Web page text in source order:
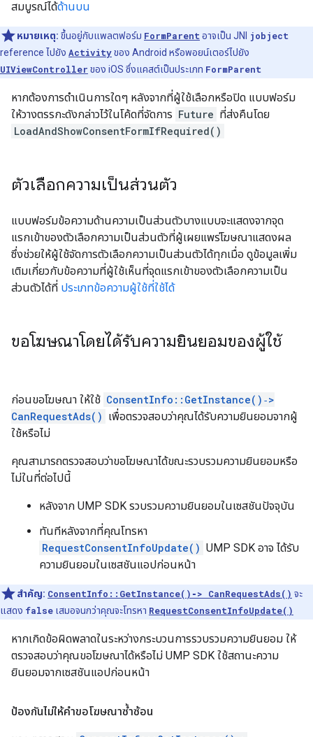
สมบูรณ์ได้ด้านบน
หมายเหตุ: ขึ้นอยู่กับแพลตฟอร์ม FormParent อาจเป็น JNI
jobject
reference ไปยัง Activityของ Android หรือพอยน์เตอร์ไปยัง
UIViewController ของ iOS ซึ่งแคสต์เป็นประเภท FormParent
หากต้องการดำเนินการใดๆ หลังจากที่ผู้ใช้เลือกหรือปิด แบบฟอร์ม
ให้วางตรรกะดังกล่าวไว้ในโค้ดที่จัดการ Future ที่ส่งคืนโดย
LoadAndShowConsentFormIfRequired()
ตัวเลือกความเป็นส่วนตัว
แบบฟอร์มข้อความด้านความเป็นส่วนตัวบางแบบจะแสดงจากจุด
แรกเข้าของตัวเลือกความเป็นส่วนตัวที่ผู้เผยแพร่โฆษณาแสดงผล
ซึ่งช่วยให้ผู้ใช้จัดการตัวเลือกความเป็นส่วนตัวได้ทุกเมื่อ ดูข้อมูลเพิ่ม
เติมเกี่ยวกับข้อความที่ผู้ใช้เห็นที่จุดแรกเข้าของตัวเลือกความเป็น
ส่วนตัวได้ที่ ประเภทข้อความผู้ใช้ที่ใช้ได้
ขอโฆษณาโดยได้รับความยินยอมของผู้ใช้
ก่อนขอโฆษณา ให้ใช้ ConsentInfo::GetInstance()‑>
CanRequestAds() เพื่อตรวจสอบว่าคุณได้รับความยินยอมจากผู้
ใช้หรือไม่
คุณสามารถตรวจสอบว่าขอโฆษณาได้ขณะรวบรวมความยินยอมหรือ
ไม่ในที่ต่อไปนี้
หลังจาก UMP SDK รวบรวมความยินยอมในเซสชันปัจจุบัน
ทันทีหลังจากที่คุณโทรหา
RequestConsentInfoUpdate() UMP SDK อาจ ได้รับ
ความยินยอมในเซสชันแอปก่อนหน้า
สำคัญ: ConsentInfo::GetInstance()‑> CanRequestAds() จะ
แสดง false เสมอจนกว่าคุณจะโทรหา RequestConsentInfoUpdate()
หากเกิดข้อผิดพลาดในระหว่างกระบวนการรวบรวมความยินยอม ให้
ตรวจสอบว่าคุณขอโฆษณาได้หรือไม่ UMP SDK ใช้สถานะความ
ยินยอมจากเซสชันแอปก่อนหน้า
ป้องกันไม่ให้คำขอโฆษณาซ้ำซ้อน